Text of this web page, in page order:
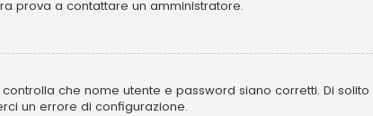
prova a contattare un amministratore.
che nome utente e password siano corretti. Di
un errore di configurazione.